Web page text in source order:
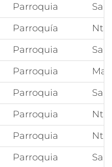
Parroquia
Parroquía
Parroquia
Parroquia
Parroquia
Parroquia
Parroquia
Parroquia